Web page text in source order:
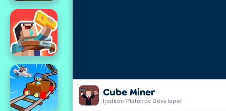
Cube Miner
Ijodkor: Platonov Developer